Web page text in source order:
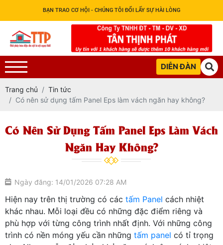
BẠN TRAO CƠ HỘI - CHÚNG TÔI ĐỔI LẤY SỰ HÀI LÒNG
DIỄN ĐÀN
Trang chủ
Tin tức
Có nên sử dụng tấm Panel Eps làm vách ngăn hay không?
Có Nên Sử Dụng Tấm Panel Eps Làm Vách
Ngăn Hay Không?
Ngày đăng: 14/01/2026 07:28 AM
Hiện nay trên thị trường có các tấm Panel cách nhiệt
khác nhau. Mỗi loại đều có những đặc điểm riêng và
phù hợp với từng công trình nhất định. Với những công
trình có nền móng yếu cần những tấm panel có tỉ trọng